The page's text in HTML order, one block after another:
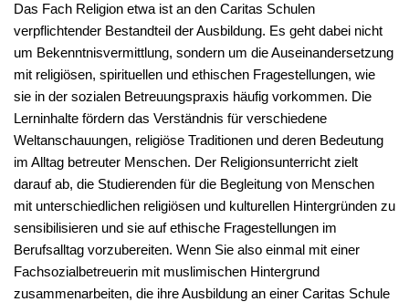
Das Fach Religion etwa ist an den Caritas Schulen
verpflichtender Bestandteil der Ausbildung. Es geht dabei nicht
um Bekenntnisvermittlung, sondern um die Auseinandersetzung
mit religiösen, spirituellen und ethischen Fragestellungen, wie
sie in der sozialen Betreuungspraxis häufig vorkommen. Die
Lerninhalte fördern das Verständnis für verschiedene
Weltanschauungen, religiöse Traditionen und deren Bedeutung
im Alltag betreuter Menschen. Der Religionsunterricht zielt
darauf ab, die Studierenden für die Begleitung von Menschen
mit unterschiedlichen religiösen und kulturellen Hintergründen zu
sensibilisieren und sie auf ethische Fragestellungen im
Berufsalltag vorzubereiten. Wenn Sie also einmal mit einer
Fachsozialbetreuerin mit muslimischen Hintergrund
zusammenarbeiten, die ihre Ausbildung an einer Caritas Schule